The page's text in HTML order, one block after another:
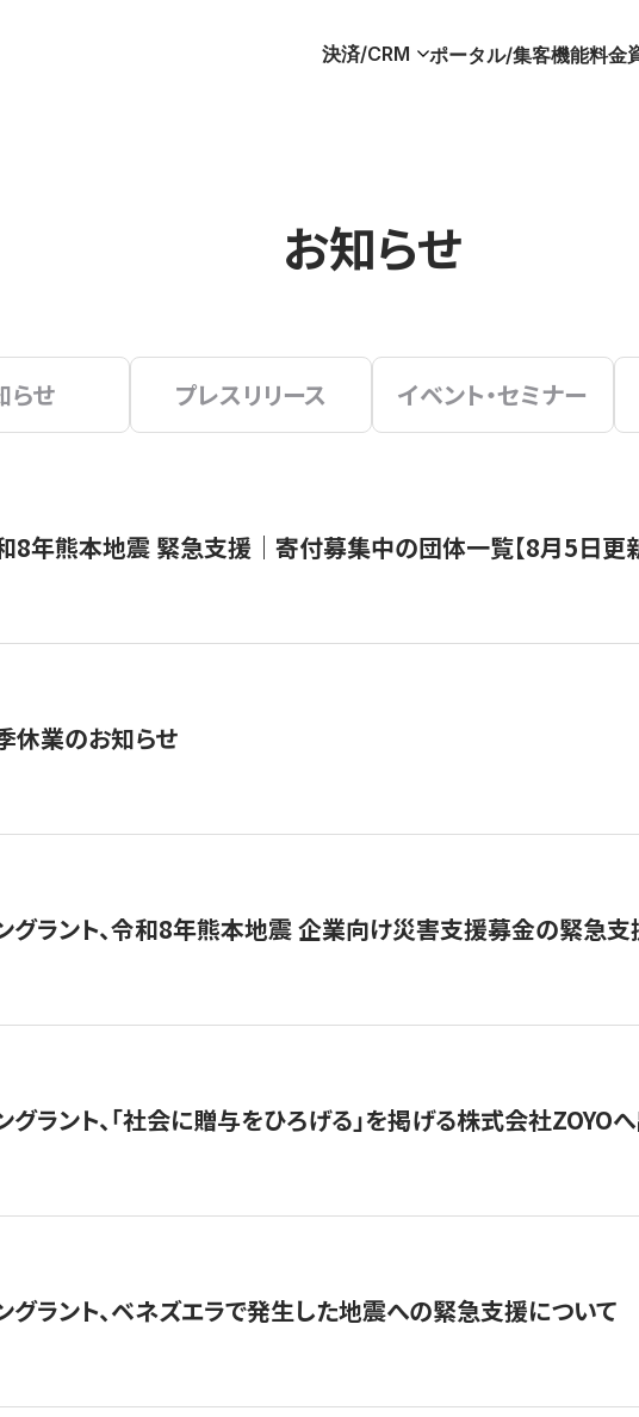
決済/CRM ポータル/集客機能料金
お知らせ
らせ プレスリリース イベント・セミナー
8年熊本地震 緊急支援｜寄付募集中の団体一覧【8月5日更
休業のお知らせ
グラント、令和8年熊本地震 企業向け災害支援募金の緊急
グラント、「社会に贈与をひろげる」を掲げる株式会社ZOYO
グラント、ベネズエラで発生した地震への緊急支援について